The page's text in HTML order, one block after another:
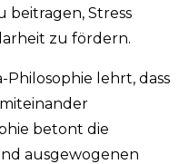
beitragen, Stress
zu fördern.
Philosophie lehrt, dass
betont die
ausgewogenen